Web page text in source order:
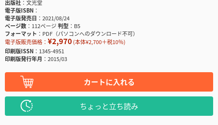
出版社
文光堂
電子版ISBN
電子版発売日
2021/08/24
ページ数
112ページ判型
B5
フォーマット
PDF（パソコンへのダウンロード不可）
電子版販売価格： ¥2,970(本体¥2,700＋税10％)
印刷版ISSN
1345-4951
印刷版発行年月
2015/03
カートに入れる
ちょっと立ち読み